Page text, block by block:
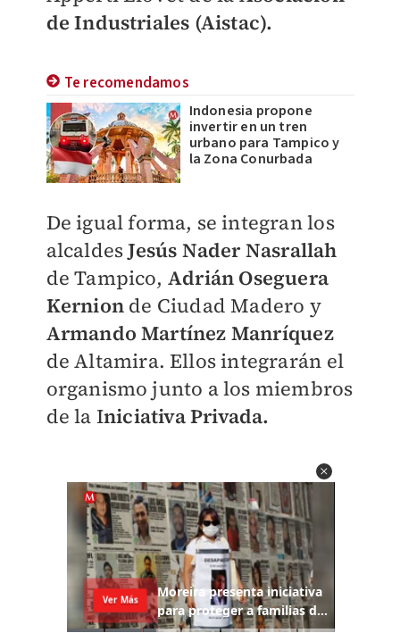
de Industriales (Aistac).
Te recomendamos
Indonesia propone
invertir en un tren
urbano para Tampico y
la Zona Conurbada
De igual forma, se integran los
alcaldesJesús Nader Nasrallah
de Tampico, Adrián Oseguera
Kernionde Ciudad Madero y
Armando Martínez Manríquez
de Altamira. Ellos integrarán el
organismo junto a los miembros
de la Iniciativa Privada.